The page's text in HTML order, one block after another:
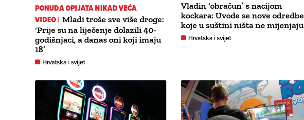
PONUDA OPIJATA NIKAD VEĆA
VIDEO | Mladi troše sve više droge:
‘Prije su na liječenje dolazili 40-
godišnjaci, a danas oni koji imaju
18’
Hrvatska i svijet
Vladin ‘obračun’ s nacijom
kockara: Uvode se nove odredbe
koje u suštini ništa ne mijenjaju
Hrvatska i svijet